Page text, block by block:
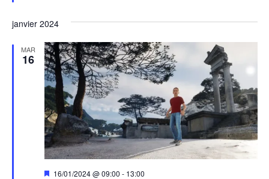
janvier 2024
MAR
16
Mis
16/01/2024 @ 09:00 - 13:00